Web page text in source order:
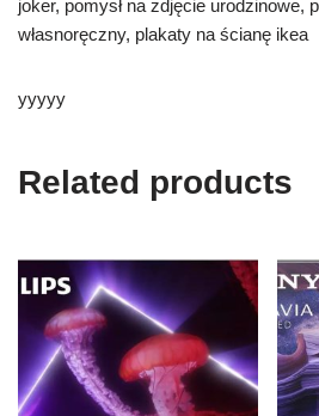
joker, pomysł na zdjęcie urodzinowe,
własnoręczny, plakaty na ścianę ikea
yyyyy
Related products